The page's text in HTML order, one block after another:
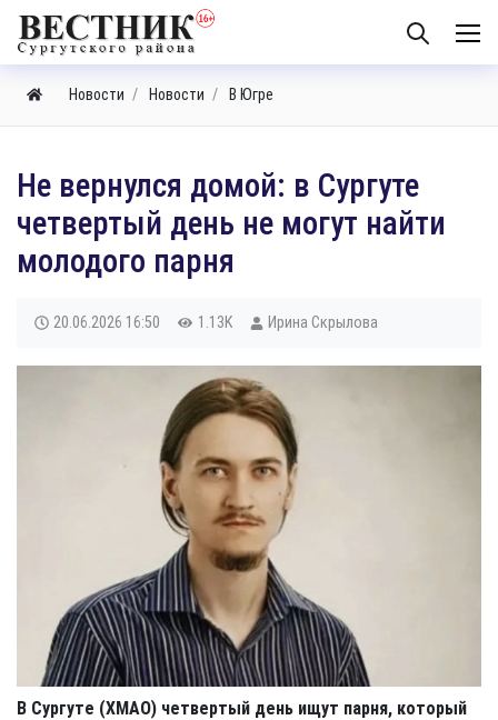
Новости Новости В Югре
​Не вернулся домой: в Сургуте
четвертый день не могут найти
молодого парня
20.06.2026 16:50 1.13K Ирина Скрылова
В Сургуте (ХМАО) четвертый день ищут парня, который